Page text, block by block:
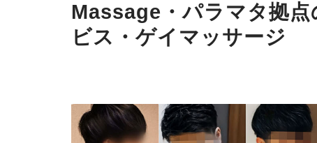
Massage・パラマタ拠
ビス・ゲイマッサージ